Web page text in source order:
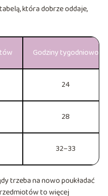
która dobrze oddaje,
Godziny tygodniowo
24
28
32–33
trzeba na nowo poukładać
to więcej